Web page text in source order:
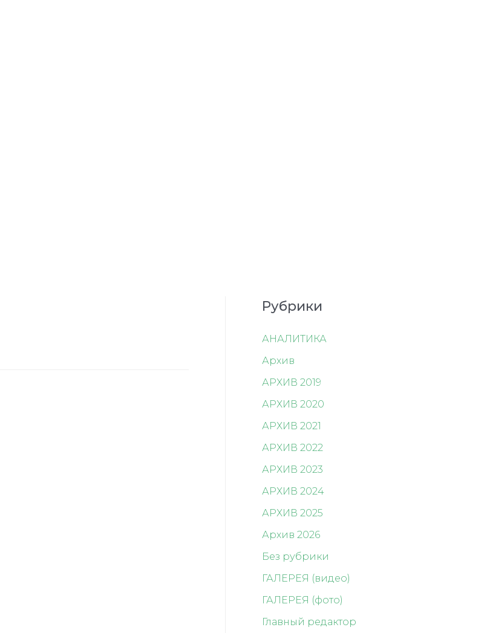
Рубрики
АНАЛИТИКА
Архив
АРХИВ 2019
АРХИВ 2020
АРХИВ 2021
АРХИВ 2022
АРХИВ 2023
АРХИВ 2024
АРХИВ 2025
Архив 2026
Без рубрики
ГАЛЕРЕЯ (видео)
ГАЛЕРЕЯ (фото)
Главный редактор